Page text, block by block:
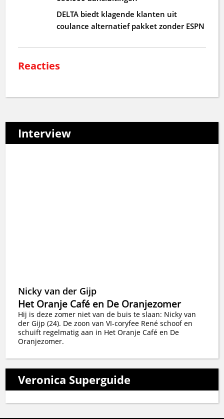
DELTA biedt klagende klanten uit
coulance alternatief pakket zonder ESPN
Reacties
Interview
Nicky van der Gijp
Het Oranje Café en De Oranjezomer
Hij is deze zomer niet van de buis te slaan: Nicky van
der Gijp (24). De zoon van VI-coryfee René schoof en
schuift regelmatig aan in Het Oranje Café en De
Oranjezomer.
Veronica Superguide